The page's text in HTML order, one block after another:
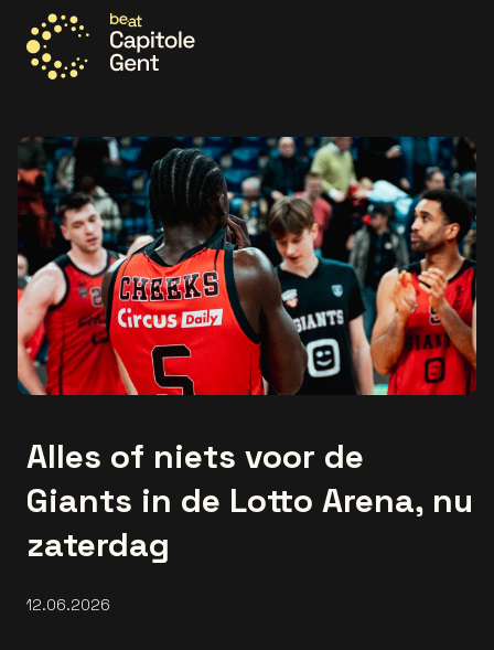
Alles of niets voor de
Giants in de Lotto Arena, nu
zaterdag
12.06.2026